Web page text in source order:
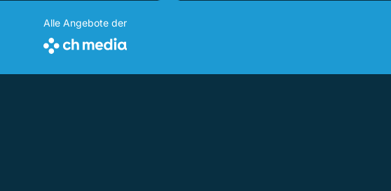
Alle Angebote der